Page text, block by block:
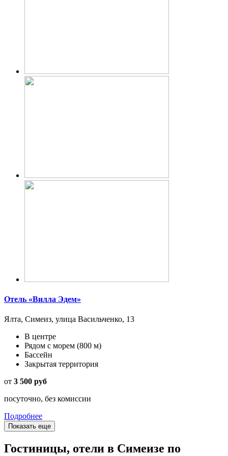
Отель «Вилла Эдем»
Ялта, Симеиз, улица Васильченко, 13
В центре
Рядом с морем (800 м)
Бассейн
Закрытая территория
от 3 500 руб
посуточно, без комиссии
Подробнее
Показать еще
Гостиницы, отели в Симеизе по